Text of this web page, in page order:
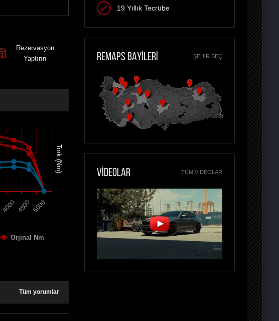
Rezervasyon
Yaptırın
Tork (Nm)
Orjinal Nm
4000 4500 5000
Tüm yorumlar
19 Yıllık Tecrübe
REMAPS BAYİLERİ ŞEHIR SEÇ
VİDEOLAR TÜM VIDEOLAR